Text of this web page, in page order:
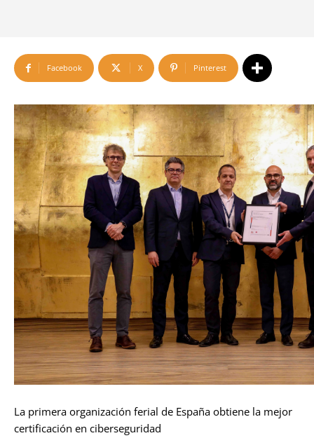
Facebook X Pinterest
La primera organización ferial de España obtiene la mejor
certificación en ciberseguridad